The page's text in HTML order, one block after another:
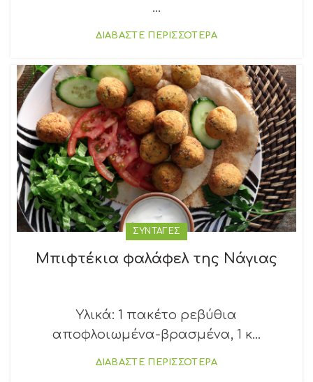
...
ΔΙΑΒΑΣΤΕ ΠΕΡΙΣΣΟΤΕΡΑ
ΣΥΝΤΑΓΕΣ
Μπιφτέκια φαλάφελ της Νάγιας
Υλικά: 1 πακέτο ρεβύθια
αποφλοιωμένα-βρασμένα, 1 κ...
ΔΙΑΒΑΣΤΕ ΠΕΡΙΣΣΟΤΕΡΑ